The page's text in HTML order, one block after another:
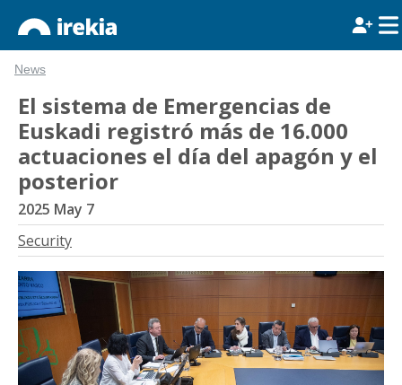
News
El sistema de Emergencias de
Euskadi registró más de 16.000
actuaciones el día del apagón y el
posterior
2025 May 7
Security